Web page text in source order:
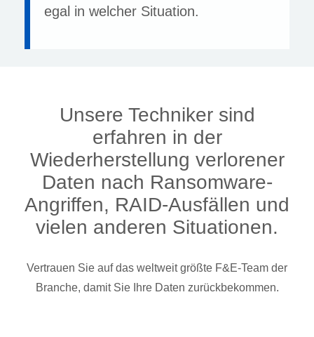
egal in welcher Situation.
Unsere Techniker sind
erfahren in der
Wiederherstellung verlorener
Daten nach Ransomware-
Angriffen, RAID-Ausfällen und
vielen anderen Situationen.
Vertrauen Sie auf das weltweit größte F&E-Team der
Branche, damit Sie Ihre Daten zurückbekommen.